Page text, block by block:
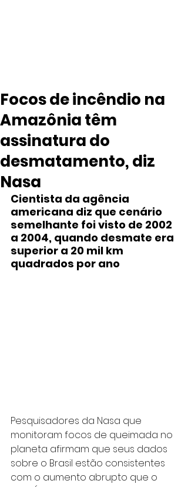
Focos de incêndio na
Amazônia têm
assinatura do
desmatamento, diz
Nasa
Cientista da agência
americana diz que cenário
semelhante foi visto de 2002
a 2004, quando desmate era
superior a 20 mil km
quadrados por ano
Pesquisadores da Nasa que
monitoram focos de queimada no
planeta afirmam que seus dados
sobre o Brasil estão consistentes
com o aumento abrupto que o